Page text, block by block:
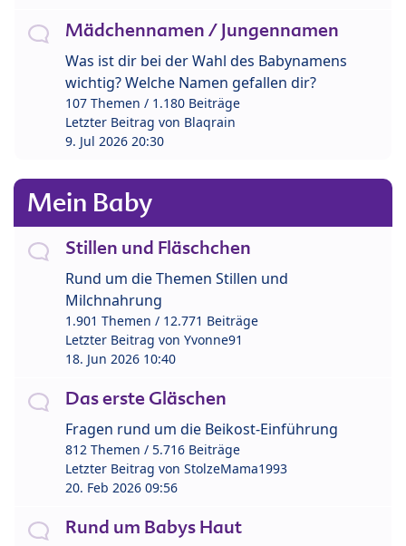
Mädchennamen / Jungennamen
Was ist dir bei der Wahl des Babynamens
wichtig? Welche Namen gefallen dir?
107 Themen / 1.180 Beiträge
Letzter Beitrag von Blaqrain
9. Jul 2026 20:30
Mein Baby
Stillen und Fläschchen
Rund um die Themen Stillen und
Milchnahrung
1.901 Themen / 12.771 Beiträge
Letzter Beitrag von Yvonne91
18. Jun 2026 10:40
Das erste Gläschen
Fragen rund um die Beikost-Einführung
812 Themen / 5.716 Beiträge
Letzter Beitrag von StolzeMama1993
20. Feb 2026 09:56
Rund um Babys Haut